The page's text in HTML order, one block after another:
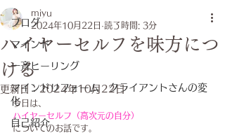
ブログ
マインド
一斉ヒーリング
マインドリフォーム クライアントさんの変
化
自己紹介
ハイヤーセルフを味方につ
ける
miyu
2024年10月22日 読了時間: 3分
更新日：2024年10月22日
今日は、
ハイヤーセルフ（高次元の自分）
についてのお話です。